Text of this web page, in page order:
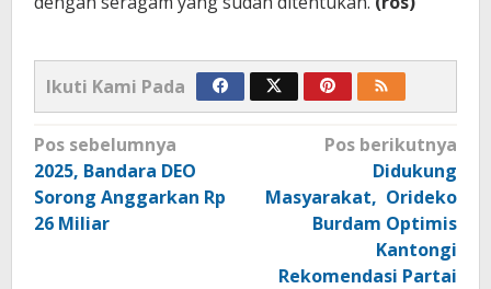
Ikuti Kami Pada
Navigasi
pos
Pos sebelumnya
2025, Bandara DEO
Sorong Anggarkan Rp
26 Miliar
Pos berikutnya
Didukung
Masyarakat, Orideko
Burdam Optimis
Kantongi
Rekomendasi Partai